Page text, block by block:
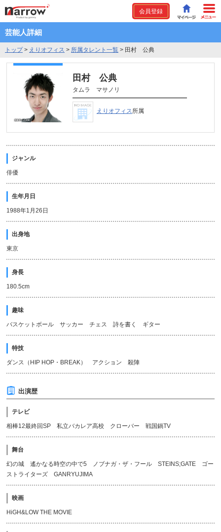
会員登録
芸能人詳細
トップ> えりオフィス > 所属タレント一覧 > 田村 公典
田村 公典
タムラ マサノリ
えりオフィス所属
ジャンル
俳優
生年月日
1988年1月26日
出身地
東京
身長
180.5cm
趣味
バスケットボール サッカー チェス 詩を書く ギター
特技
ダンス（HIP HOP・BREAK） アクション 殺陣
出演歴
テレビ
相棒12最終回SP 私立バカレア高校 クローバー 戦国鍋TV
舞台
幻の城 遙かなる時空の中で5 ノブナガ・ザ・フール STEINS;GATE ゴー
ストライターズ GANRYUJIMA
映画
HiGH&LOW THE MOVIE